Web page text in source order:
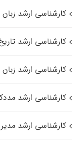
کارشناسی ارشد زبان
کارشناسی ارشد
کارشناسی ارشد زبان
کارشناسی ارشد
کارشناسی ارشد